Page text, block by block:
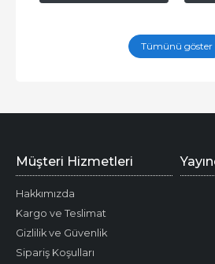
Tümünü göster
Müşteri Hizmetleri
Hakkımızda
Kargo ve Teslimat
Gizlilik ve Güvenlik
Sipariş Koşulları